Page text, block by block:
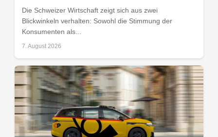
Die Schweizer Wirtschaft zeigt sich aus zwei
Blickwinkeln verhalten: Sowohl die Stimmung der
Konsumenten als...
7. August 2026